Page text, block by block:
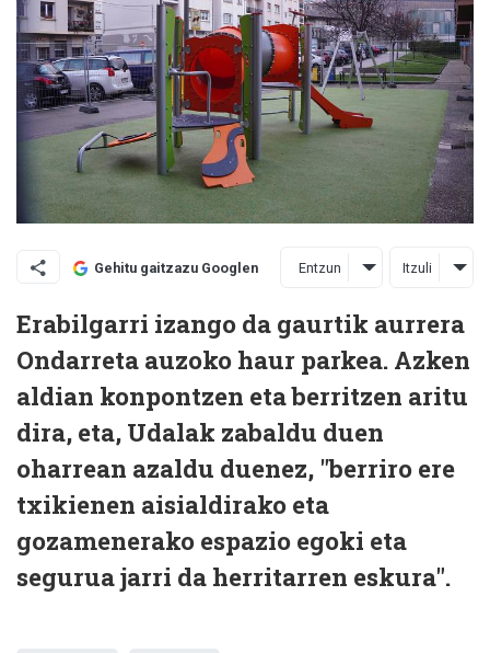
Gehitu gaitzazu Googlen Entzun Itzuli
Erabilgarri izango da gaurtik aurrera
Ondarreta auzoko haur parkea. Azken
aldian konpontzen eta berritzen aritu
dira, eta, Udalak zabaldu duen
oharrean azaldu duenez, "berriro ere
txikienen aisialdirako eta
gozamenerako espazio egoki eta
segurua jarri da herritarren eskura".